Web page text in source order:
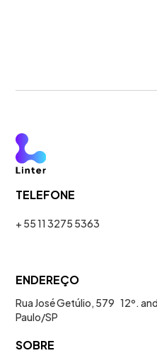
TELEFONE
+ 55 11 3275 5363
ENDEREÇO
Rua José Getúlio, 579 12º.
Paulo/SP
SOBRE